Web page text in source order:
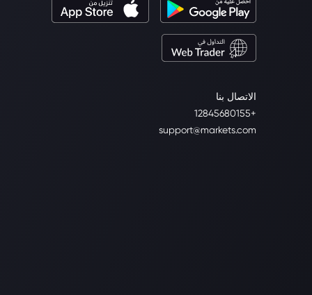
الاتصال بنا
+12845680155
support@markets.com